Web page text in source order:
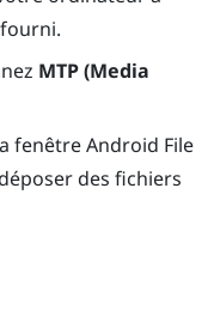
MTP (Media
fenêtre Android File
des fichiers